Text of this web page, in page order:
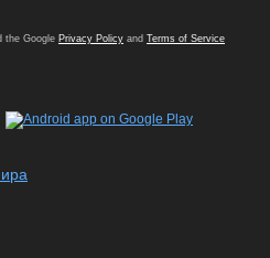
the Google Privacy Policy and Terms of Service